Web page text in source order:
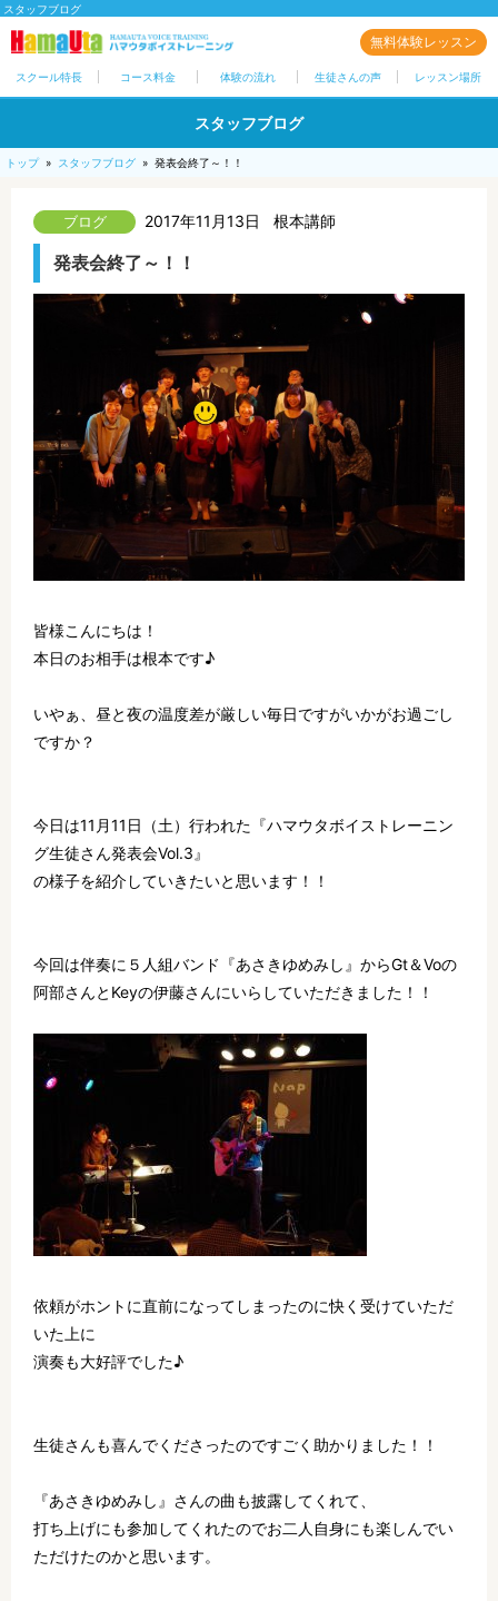
スタッフブログ
無料体験レッスン
スクール特長 コース料金 体験の流れ 生徒さんの声 レッスン場所
スタッフブログ
トップ» スタッフブログ » 発表会終了～！！
2017年11月13日 根本講師
発表会終了～！！
皆様こんにちは！
本日のお相手は根本です♪
いやぁ、昼と夜の温度差が厳しい毎日ですがいかがお過ごし
ですか？
今日は11月11日（土）行われた『ハマウタボイストレーニン
グ生徒さん発表会Vol.3』
の様子を紹介していきたいと思います！！
今回は伴奏に５人組バンド『あさきゆめみし』からGt＆Voの
阿部さんとKeyの伊藤さんにいらしていただきました！！
依頼がホントに直前になってしまったのに快く受けていただ
いた上に
演奏も大好評でした♪
生徒さんも喜んでくださったのですごく助かりました！！
『あさきゆめみし』さんの曲も披露してくれて、
打ち上げにも参加してくれたのでお二人自身にも楽しんでい
ただけたのかと思います。